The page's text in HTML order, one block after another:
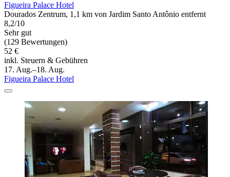
Figueira Palace Hotel
Dourados Zentrum, 1,1 km von Jardim Santo Antônio entfernt
8,2/10
Sehr gut
(129 Bewertungen)
52 €
inkl. Steuern & Gebühren
17. Aug.–18. Aug.
Figueira Palace Hotel